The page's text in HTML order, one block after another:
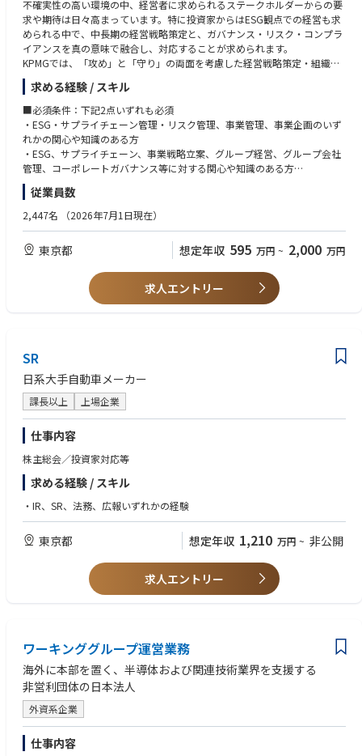
■LegalOps / AI活用推進（業務割合：約1割）
・AIを活用した契約レビュー効率化
・法務業務の標準化・ナレッジ整備
・LegalTech活用による業務改善・効率化推進
■Will/志向性に応じた下記の領域（業務割合：約2割）
・海外子会社・海外案件に関する法務支援
・英文契約レビュー
・M&A・資本業務提携等の戦略案件対応
・内部監査・内部統制体制整備
・各種プロジェクト推進
※ご本人の志向性・経験lに応じて、関与割合を柔軟に調整します。
・完成された環境よりも、「組織を作る」フェーズに魅力を感じる方
・ガバナンス・コンプライアンスを“ルール”として押し付けるだけではな
く、組織へ浸透させられる方
不確実性の高い環境の中、経営者に求められるステークホルダーからの要
求や期待は日々高まっています。特に投資家からはESG観点での経営も求
められる中で、中長期の経営戦略策定と、ガバナンス・リスク・コンプラ
イアンスを真の意味で融合し、対応することが求められます。
KPMGでは、「攻め」と「守り」の両面を考慮した経営戦略策定・組織設
計・ガバナンス・リスク管理体制の検討を支援します。
■プロジェクト事例
・ガバナンス・リスク・ESG観点を踏まえた中・長期経営計画策定支援
・新規事業・サービス開発時のリスクレビュー・対応検討支援
・海外進出・組織再編・撤退に対するリスク評価支援
・グローバルサプライチェーンリスクマネジメント支援
・ESGリスクマネジメント対応支援
・ESG観点も踏まえたグループガバナンス再構築支援
・地政学リスク対応支援サービス
・ESG観点を踏まえた将来リスクシナリオ分析支援
・オープンイノベーション（OI）活用に関するリスク管理支援
役割および責任
【Consultant / Senior Consultant】
管理・内部統制・内部監査領域における専門性や経験等を活かした創意工
・自身の専門性・経験を踏まえた、クライアントの課題解決に向けた提案
・下位メンバーに対する指導・助言
【Manager以上】
・プロジェクトの組成、遂行、クロージングまでの一連のマネジメント
・作業タスク・スケジュールを自ら起案し、クライアント期待値やチーム
としてのパフォーマンス等を見極め、成果物の品質確保
・ConsultantおよびSenior Consultantへの作業指示・品質レビュー
・新規案件受注に向けた提案活動（提案書構想・作成、見積もり、プレゼ
ン）
・ESG・リスク管理・サプライチェーン・内部統制領域における専門性や
経験等を活かした下位メンバーの指導・育成、チームの成長への貢献
Sustainability Transformation（SX）についてはこちらもご確認ください
https://recruit.kpmg-consulting.jp/information/sx/
求める経験 / スキル
■必須条件：下記2点いずれも必須
・ESG・サプライチェーン管理・リスク管理、事業管理、事業企画のいず
れかの関心や知識のある方
・ESG、サプライチェーン、事業戦略立案、グループ経営、グループ会社
管理、コーポレートガバナンス等に対する関心や知識のある方
【Manager以上に求められる要件】
・2年以上のプロジェクトマネジメント経験あるいはチームマネジメント
【歓迎スキル】
・経営企画、サステナビリティ、リスク管理、コーポレートガバナンスに
関わる部門での勤務経験をお持ちの方
・同種のコンサルティング業務への関与経験をお持ちの方
・ビジネスレベルの英語力、またはその他の外国語力をお持ちの方
【フィットする人物像】
・継続的な学習意欲と成長志向の強い方
・コミュニケーション能力に優れた方
・ポジティブ志向で、明るく朗らかな方
・知見や技術に拘泥することなく、それらを分かり易く伝え、必要な情
報・論点を最大限に引き出すことができる方
・自己マネジメント力の高い方
・論理的思考と共感力をもって適切に物事を捉えることができる方
・異文化理解への関心と姿勢を持つ方
従業員数
2,447名 （2026年7月1日現在）
東京都 想定年収 595 万円 ~ 2,000 万円
求人エントリー
SR
日系大手自動車メーカー
課長以上 上場企業
仕事内容
株主総会／投資家対応等
求める経験 / スキル
・IR、SR、法務、広報いずれかの経験
東京都 想定年収 1,210 万円 ~ 非公開
求人エントリー
ワーキンググループ運営業務
海外に本部を置く、半導体および関連技術業界を支援する
非営利団体の日本法人
外資系企業
仕事内容